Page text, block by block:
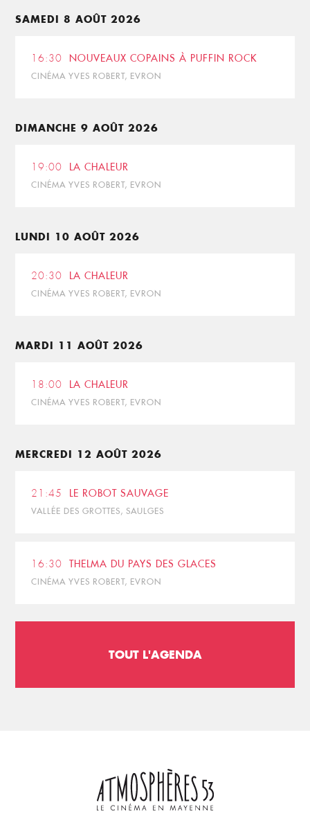
SAMEDI 8 AOÛT 2026
16:30 NOUVEAUX COPAINS À PUFFIN ROCK
CINÉMA YVES ROBERT, EVRON
DIMANCHE 9 AOÛT 2026
19:00 LA CHALEUR
CINÉMA YVES ROBERT, EVRON
LUNDI 10 AOÛT 2026
20:30 LA CHALEUR
CINÉMA YVES ROBERT, EVRON
MARDI 11 AOÛT 2026
18:00 LA CHALEUR
CINÉMA YVES ROBERT, EVRON
MERCREDI 12 AOÛT 2026
21:45 LE ROBOT SAUVAGE
VALLÉE DES GROTTES, SAULGES
16:30 THELMA DU PAYS DES GLACES
CINÉMA YVES ROBERT, EVRON
TOUT L'AGENDA